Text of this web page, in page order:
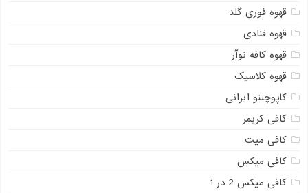
قهوه فوری گلد
قهوه قنادی
قهوه کافه نوآر
قهوه کلاسیک
کاپوچینو ایرانی
کافی کریمر
کافی میت
کافی میکس
کافی میکس 2 در 1